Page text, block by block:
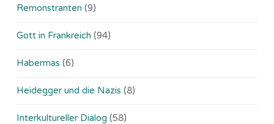
Remonstranten (9)
Gott in Frankreich (94)
Habermas (6)
Heidegger und die Nazis (8)
Interkultureller Dialog (58)